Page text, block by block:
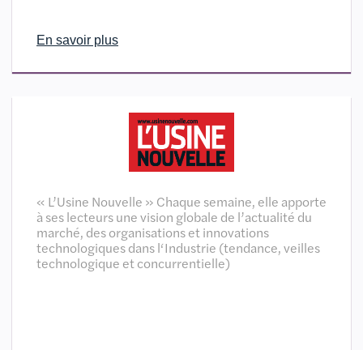
En savoir plus
« L’Usine Nouvelle » Chaque semaine, elle apporte
à ses lecteurs une vision globale de l’actualité du
marché, des organisations et innovations
technologiques dans l‘Industrie (tendance, veilles
technologique et concurrentielle)